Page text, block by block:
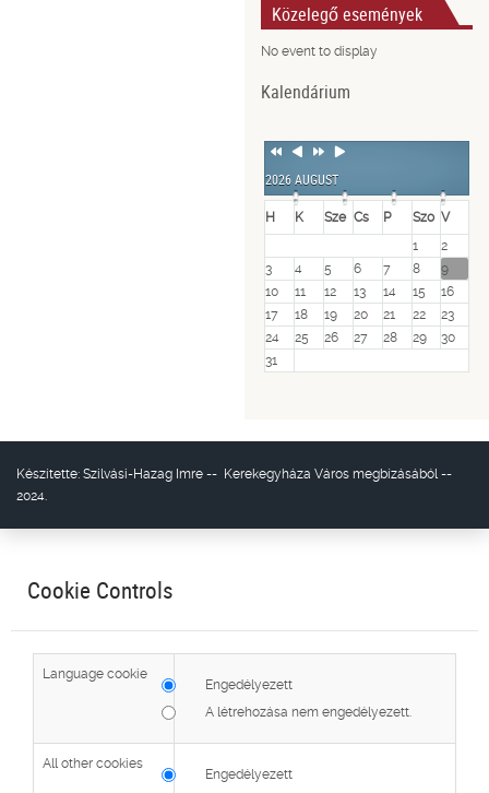
Közelegő események
No event to display
Kalendárium
Previous
Previous
NextNext
2026 AUGUST
H K Sze Cs P Szo V
1
2
3
4 5 6 7 8
9
10
11 12 13 14 15
16
17
18 19 20 21 22
23
24
25 26 27 28 29
30
31
Készítette: Szilvási-Hazag Imre -- Kerekegyháza Város megbízásából --
2024.
Cookie Controls
Language cookie
Engedélyezett
A létrehozása nem engedélyezett.
All other cookies
Engedélyezett